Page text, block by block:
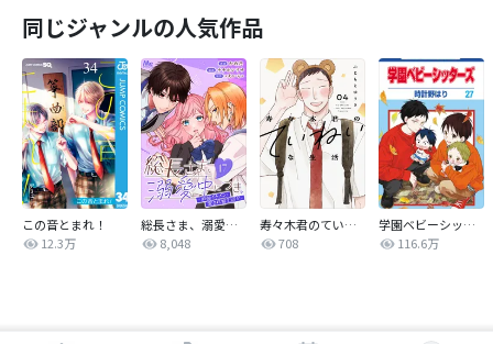
同じジャンルの人気作品
この音とまれ！
12.3万
総長さま、溺愛中につき。～最強イケメンと愛され寮生活！？～ 分冊版
8,048
寿々木君のていねいな生活
708
学園ベビーシッターズ
116.6万